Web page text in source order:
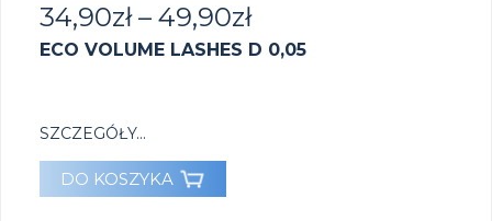
34,90zł– 49,90zł
ECO VOLUME LASHES D 0,05
SZCZEGÓŁY...
DO KOSZYKA